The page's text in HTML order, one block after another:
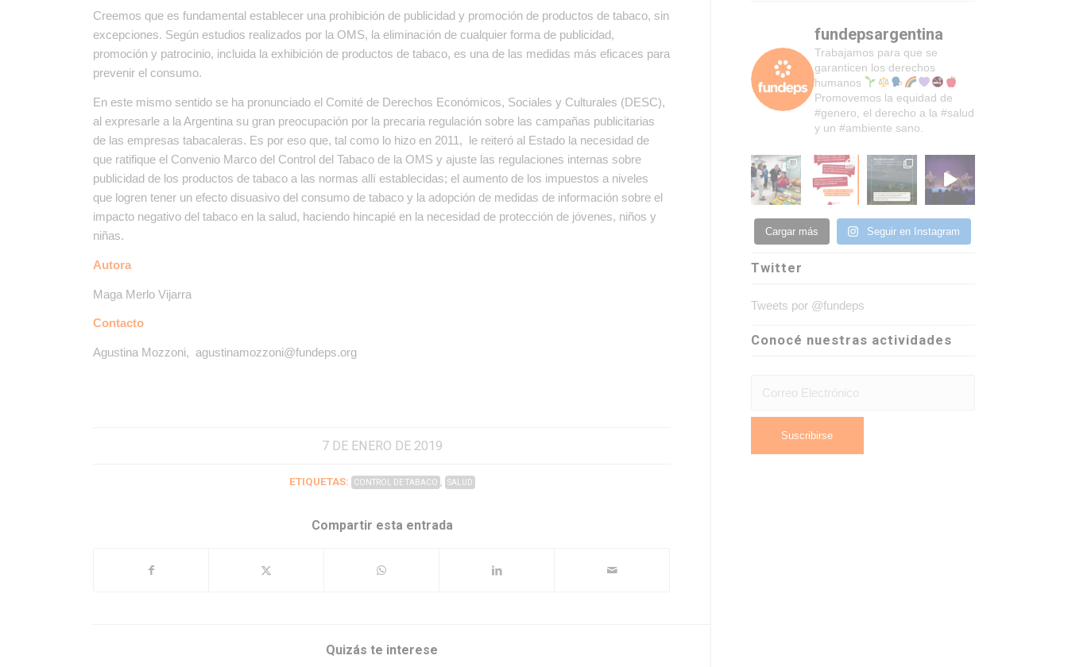
Creemos que es fundamental establecer una prohibición de publicidad y promoción de productos de tabaco, sin
excepciones. Según estudios realizados por la OMS, la eliminación de cualquier forma de publicidad,
promoción y patrocinio, incluida la exhibición de productos de tabaco, es una de las medidas más eficaces para
prevenir el consumo.
En este mismo sentido se ha pronunciado el Comité de Derechos Económicos, Sociales y Culturales (DESC),
al expresarle a la Argentina su gran preocupación por la precaria regulación sobre las campañas publicitarias
de las empresas tabacaleras. Es por eso que, tal como lo hizo en 2011, le reiteró al Estado la necesidad de
que ratifique el Convenio Marco del Control del Tabaco de la OMS y ajuste las regulaciones internas sobre
publicidad de los productos de tabaco a las normas allí establecidas; el aumento de los impuestos a niveles
que logren tener un efecto disuasivo del consumo de tabaco y la adopción de medidas de información sobre el
impacto negativo del tabaco en la salud, haciendo hincapié en la necesidad de protección de jóvenes, niños y
niñas.
Autora
Maga Merlo Vijarra
Contacto
Agustina Mozzoni, agustinamozzoni@fundeps.org
7 DE ENERO DE 2019
ETIQUETAS: CONTROL DE TABACO , SALUD
Compartir esta entrada
Quizás te interese
fundepsargentina
Trabajamos para que se
garanticen los derechos
humanos
Promovemos la equidad de
#genero, el derecho a la #salud
y un #ambiente sano.
Cargar más Seguir en Instagram
Twitter
Tweets por @fundeps
Conocé nuestras actividades